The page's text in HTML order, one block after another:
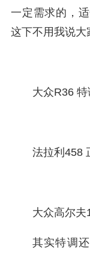
一定需求的，
这下不用我说大
大众R36 特
法拉利458
大众高尔夫
其实特调